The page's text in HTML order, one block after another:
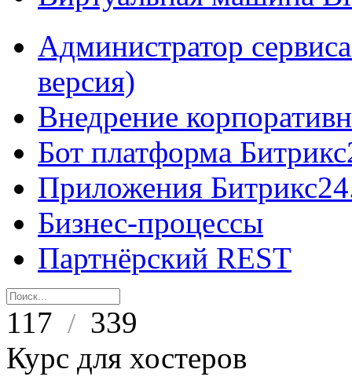
Администратор
версия)
Внедрение
Бот платформа
Приложения
Бизнес-процессы
Партнёрский REST
117 / 339
Курс для хостеров